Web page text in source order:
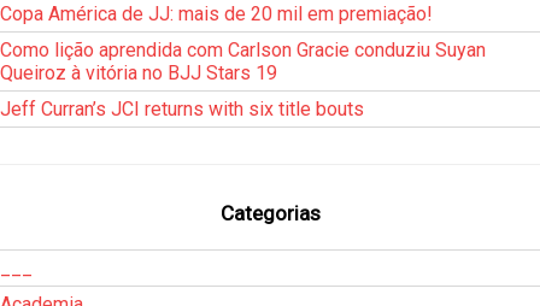
Copa América de JJ: mais de 20 mil em premiação!
Como lição aprendida com Carlson Gracie conduziu Suyan
Queiroz à vitória no BJJ Stars 19
Jeff Curran’s JCI returns with six title bouts
Categorias